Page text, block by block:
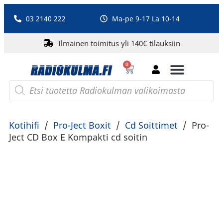
03 2140 222 Ma-pe 9-17 La 10-14
Ilmainen toimitus yli 140€ tilauksiin
0
Kotihifi / Pro-Ject Boxit / Cd Soittimet / Pro-
Ject CD Box E Kompakti cd soitin